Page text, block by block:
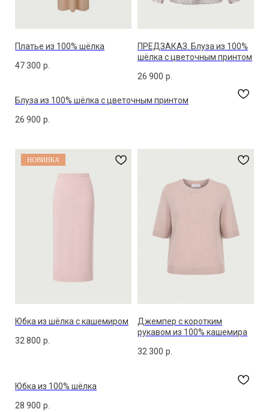
Платье из 100% шёлка
47 300 р.
ПРЕДЗАКАЗ. Блуза из 100%
шёлка с цветочным принтом
26 900 р.
Блуза из 100% шёлка с цветочным принтом
26 900 р.
НОВИНКА
Юбка из шёлка с кашемиром
32 800 р.
Джемпер с коротким
рукавом из 100% кашемира
32 300 р.
Юбка из 100% шёлка
28 900 р.